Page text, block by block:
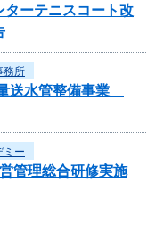
ターテニスコート改
務所
送水管整備事業
ミー
管理総合研修実施